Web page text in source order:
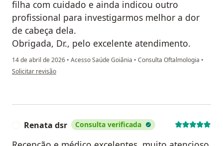
filha com cuidado e ainda indicou outro
profissional para investigarmos melhor a dor
de cabeça dela.
Obrigada, Dr., pelo excelente atendimento.
14 de abril de 2026 • Acesso Saúde Goiânia • Consulta Oftalmologia •
na opinião do utilizador Lucineia
Solicitar revisão
Renata dsr Consulta verificada